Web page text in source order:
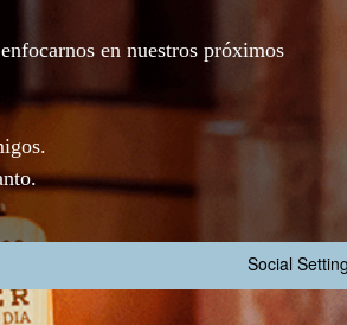
en nuestros próximos
Social